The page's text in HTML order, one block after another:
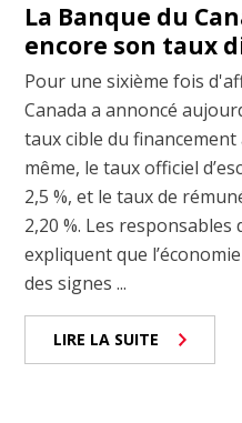
La Banque du
encore son taux
Pour une sixième fois
Canada a annoncé
taux cible du financement
même, le taux officiel
2,5 %, et le taux de
2,20 %. Les
expliquent que
des signes ...
LIRE LA SUITE